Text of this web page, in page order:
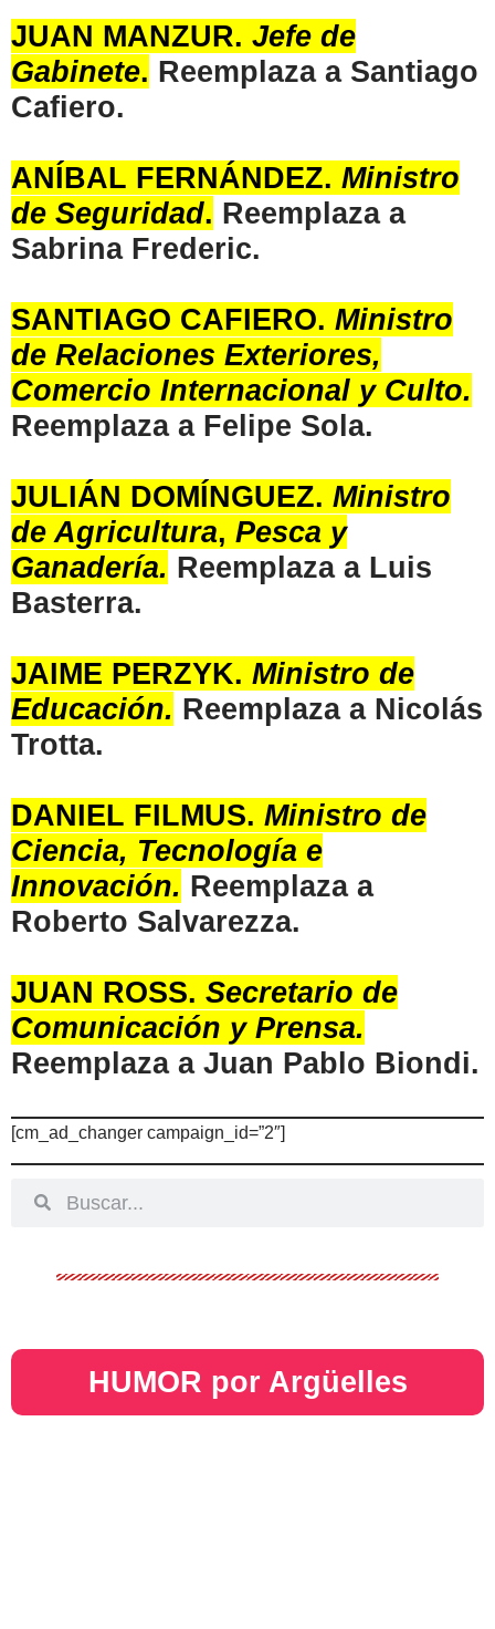
JUAN MANZUR. Jefe de
Gabinete. Reemplaza a Santiago
Cafiero.
ANÍBAL FERNÁNDEZ. Ministro
de Seguridad. Reemplaza a
Sabrina Frederic.
SANTIAGO CAFIERO. Ministro
de Relaciones Exteriores,
Comercio Internacional y Culto.
Reemplaza a Felipe Sola.
JULIÁN DOMÍNGUEZ. Ministro
de Agricultura, Pesca y
Ganadería. Reemplaza a Luis
Basterra.
JAIME PERZYK. Ministro de
Educación. Reemplaza a Nicolás
Trotta.
DANIEL FILMUS. Ministro de
Ciencia, Tecnología e
Innovación. Reemplaza a
Roberto Salvarezza.
JUAN ROSS. Secretario de
Comunicación y Prensa.
Reemplaza a Juan Pablo Biondi.
[cm_ad_changer campaign_id=”2″]
HUMOR por Argüelles​